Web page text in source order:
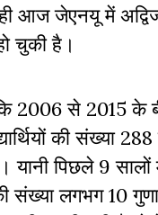
ही आज जेएनयू में
चुकी है।
2006 से 2015 के
की संख्या
यानी पिछले 9 सालों
संख्या लगभग 10